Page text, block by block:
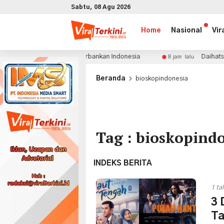
Sabtu, 08 Agu 2026
Home Nasional
Besar Perbankan Indonesia 8 jam lalu Daihatsu Perkuat
Beranda bioskopindonesia
Tag :
INDEKS BERITA
1
3